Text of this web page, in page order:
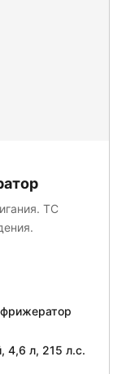
ТС
4,6 л, 215 л.с.